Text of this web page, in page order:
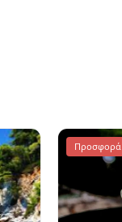
Προσφορά